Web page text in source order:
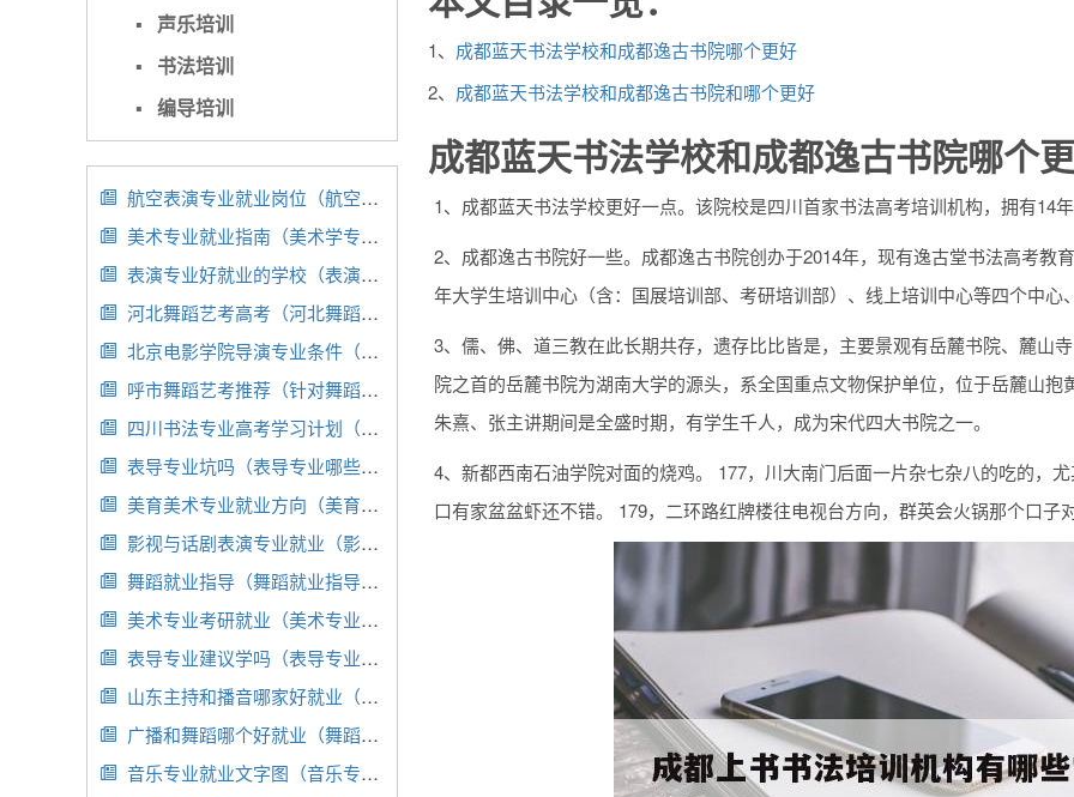
▪
声乐培训
▪
书法培训
▪ 编导培训
 航空表演专业就业岗位（航空表演专业就业岗位有哪些）
 美术专业就业指南（美术学专业就业）
 表演专业好就业的学校（表演专业好的大学）
 河北舞蹈艺考高考（河北舞蹈生高考分数怎么算）
 北京电影学院导演专业条件（北京电影学院导演系要求）
 呼市舞蹈艺考推荐（针对舞蹈艺考呼市高考培训班）
 四川书法专业高考学习计划（四川书法高考考什么）
 表导专业坑吗（表导专业哪些学校有）
 美育美术专业就业方向（美育美术专业就业方向怎么样）
 影视与话剧表演专业就业（影视与话剧表演专业就业前景）
 舞蹈就业指导（舞蹈就业指导ppt）
 美术专业考研就业（美术专业考研就业方向）
 表导专业建议学吗（表导专业哪些学校有）
 山东主持和播音哪家好就业（播音主持专业山东院校排名）
 广播和舞蹈哪个好就业（舞蹈和广播体操的区别）
 音乐专业就业文字图（音乐专业就业情况）
1、 成都蓝天书法学校和成都逸古书院哪个更好
2、 成都蓝天书法学校和成都逸古书院和哪个更好
成都蓝天书法学校和成都逸古书院哪个
1、成都蓝天书法学校更好一点。该院校是四川首家书法高考培训机构，拥有14
2、成都逸古书院好一些。成都逸古书院创办于2014年，现有逸古堂书法高考教
年大学生培训中心（含：国展培训部、考研培训部）、线上培训中心等四个中心
3、儒、佛、道三教在此长期共存，遗存比比皆是，主要景观有岳麓书院、麓山
院之首的岳麓书院为湖南大学的源头，系全国重点文物保护单位，位于岳麓山
朱熹、张主讲期间是全盛时期，有学生千人，成为宋代四大书院之一。
4、新都西南石油学院对面的烧鸡。 177，川大南门后面一片杂七杂八的吃的，
口有家盆盆虾还不错。 179，二环路红牌楼往电视台方向，群英会火锅那个口